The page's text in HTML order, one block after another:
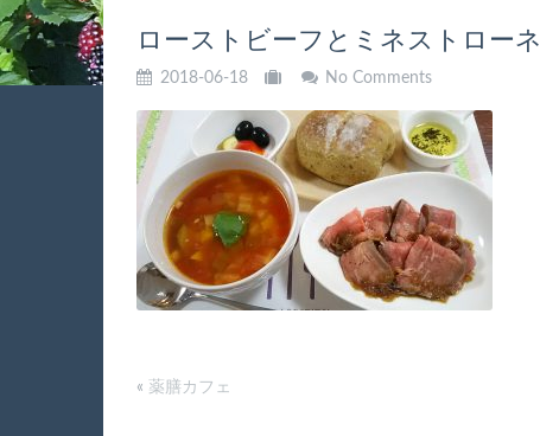
ローストビーフとミネストローネ
2018-06-18 No Comments
« 薬膳カフェ